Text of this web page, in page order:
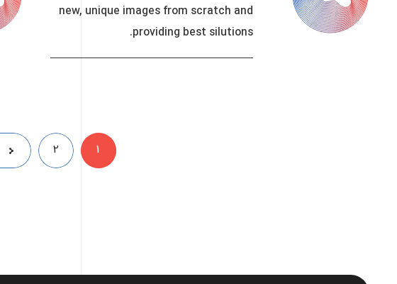
new, unique images from scratch and
providing best silutions.
1
2